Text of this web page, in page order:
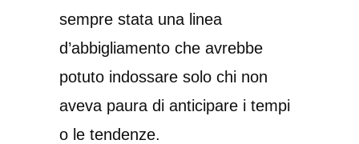
sempre stata una linea
d’abbigliamento che avrebbe
potuto indossare solo chi non
aveva paura di anticipare i tempi
o le tendenze.